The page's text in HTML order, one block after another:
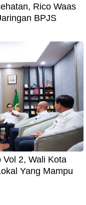
Rico Waas
BPJS
2, Wali Kota
Yang Mampu